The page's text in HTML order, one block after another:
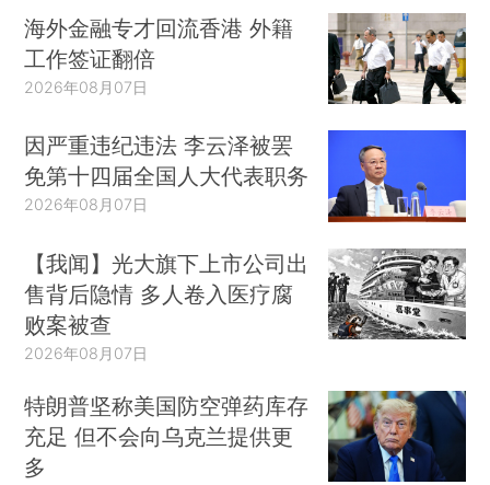
海外金融专才回流香港 外籍
工作签证翻倍
2026年08月07日
因严重违纪违法 李云泽被罢
免第十四届全国人大代表职务
2026年08月07日
【我闻】光大旗下上市公司出
售背后隐情 多人卷入医疗腐
败案被查
2026年08月07日
特朗普坚称美国防空弹药库存
充足 但不会向乌克兰提供更
多